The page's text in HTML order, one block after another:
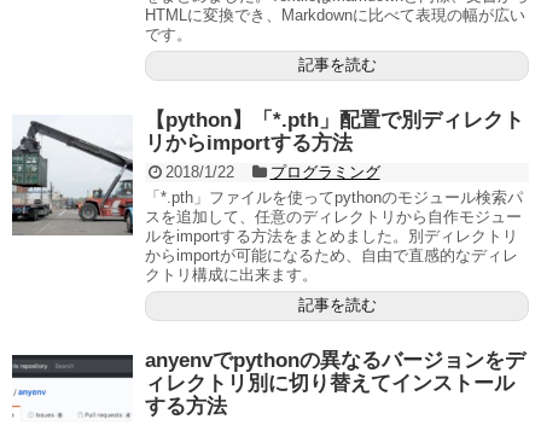
HTMLに変換でき、Markdownに比べて表現の幅が広い
です。
記事を読む
【python】「*.pth」配置で別ディレクト
リからimportする方法
2018/1/22
プログラミング
「*.pth」ファイルを使ってpythonのモジュール検索パ
スを追加して、任意のディレクトリから自作モジュー
ルをimportする方法をまとめました。別ディレクトリ
からimportが可能になるため、自由で直感的なディレ
クトリ構成に出来ます。
記事を読む
anyenvでpythonの異なるバージョンをデ
ィレクトリ別に切り替えてインストール
する方法